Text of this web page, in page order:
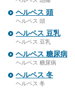
ヘルペス 頭
ヘルペス 頭
ヘルペス 豆乳
ヘルペス 豆乳
ヘルペス 糖尿病
ヘルペス 糖尿病
ヘルペス 冬
ヘルペス 冬